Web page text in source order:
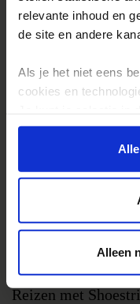
relevante inhoud en
de site en andere
Als je het niet eens
cookies en
onder aan de pagina
toekomst wijzigen.
Alleen
Augustus 24 10 7
Oktober 13 6 8
9
Landinformatie Kirgizië
Reizen met